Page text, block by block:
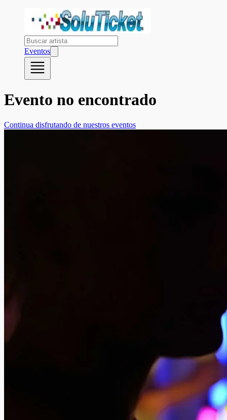
Eventos
Evento no encontrado
Continua disfrutando de nuestros eventos